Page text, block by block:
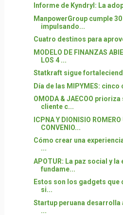
Informe de Kyndryl: La
ManpowerGroup cumple
impulsando...
Cuatro destinos para
MODELO DE FINANZAS
LOS 4 ...
Statkraft sigue
Día de las MIPYMES:
OMODA & JAECOO
cliente c...
ICPNA Y DIONISIO
CONVENIO...
Cómo crear una
...
APOTUR: La paz social y
fundame...
Estos son los gadgets que
si...
Startup peruana desarrolla
...